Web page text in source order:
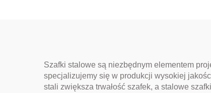
Szafki stalowe są niezbędnym elementem
specjalizujemy się w produkcji wysokiej
stali zwiększa trwałość szafek, a stalowe